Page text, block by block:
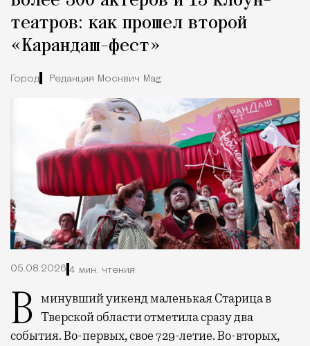
театров: как прошел второй
«Карандаш-фест»
Город Редакция Москвич Mag
05.08.2026 4 мин. чтения
В минувший уикенд маленькая Старица в Тверской области отметила сразу два
события. Во-первых, свое 729-летие. Во-вторых,